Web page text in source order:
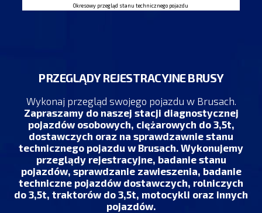
Okresowy przegląd stanu technicznego pojazdu
PRZEGLĄDY REJESTRACYJNE BRUSY
Wykonaj przegląd swojego pojazdu w Brusach.
Zapraszamy do naszej stacji diagnostycznej
pojazdów osobowych, ciężarowych do 3,5t,
dostawczych oraz na sprawdzawnie stanu
technicznego pojazdu w Brusach. Wykonujemy
przeglądy rejestracyjne, badanie stanu
pojazdów, sprawdzanie zawieszenia, badanie
techniczne pojazdów dostawczych, rolniczych
do 3,5t, traktorów do 3,5t, motocykli oraz innych
pojazdów.